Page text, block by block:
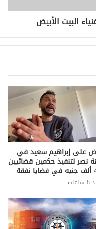
البيت الأبيض
على إبراهيم سعيد في
نصر لتنفيذ حكمين قضائيين